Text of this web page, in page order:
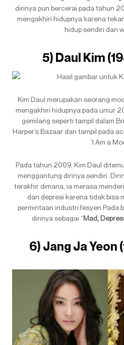
dirinya pun bercerai pada tahun
mengakhiri hidupnya karena
hidup sendiri dan
5) Daul Kim
Kim Daul merupakan seorang
mengakhiri hidupnya pada umur
gemilang seperti tampil dalam
Harper’s Bazaar dan tampil pada
‘I Am a
Pada tahun 2009, Kim Daul
menggantung dirinya sendiri.
terakhir dimana, ia merasa
dan depresi karena tidak bisa
permintaan industri fesyen.Pada
dirinya sebagai “Mad,
6) Jang Ja Yeon